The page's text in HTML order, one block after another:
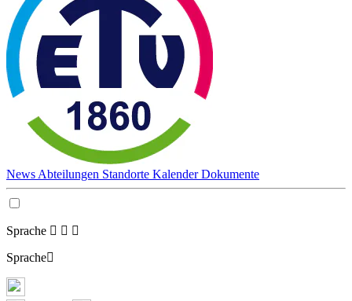
News Abteilungen Standorte Kalender Dokumente
Sprache
Sprache